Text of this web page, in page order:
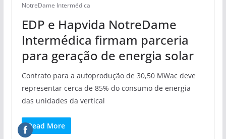
NotreDame Intermédica
EDP e Hapvida NotreDame
Intermédica firmam parceria
para geração de energia solar
Contrato para a autoprodução de 30,50 MWac deve
representar cerca de 85% do consumo de energia
das unidades da vertical
Read More